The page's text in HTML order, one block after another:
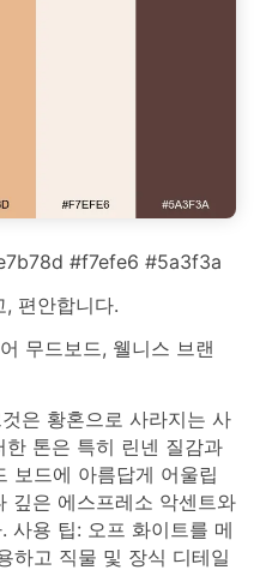
#f7efe6 #5a3f3a
편안합니다.
무드보드, 웰니스 브랜
은 황혼으로 사라지는 사
톤은 특히 린넨 질감과
보드에 아름답게 어울립
깊은 에스프레소 악센트와
사용 팁: 오프 화이트를 메
하고 직물 및 장식 디테일